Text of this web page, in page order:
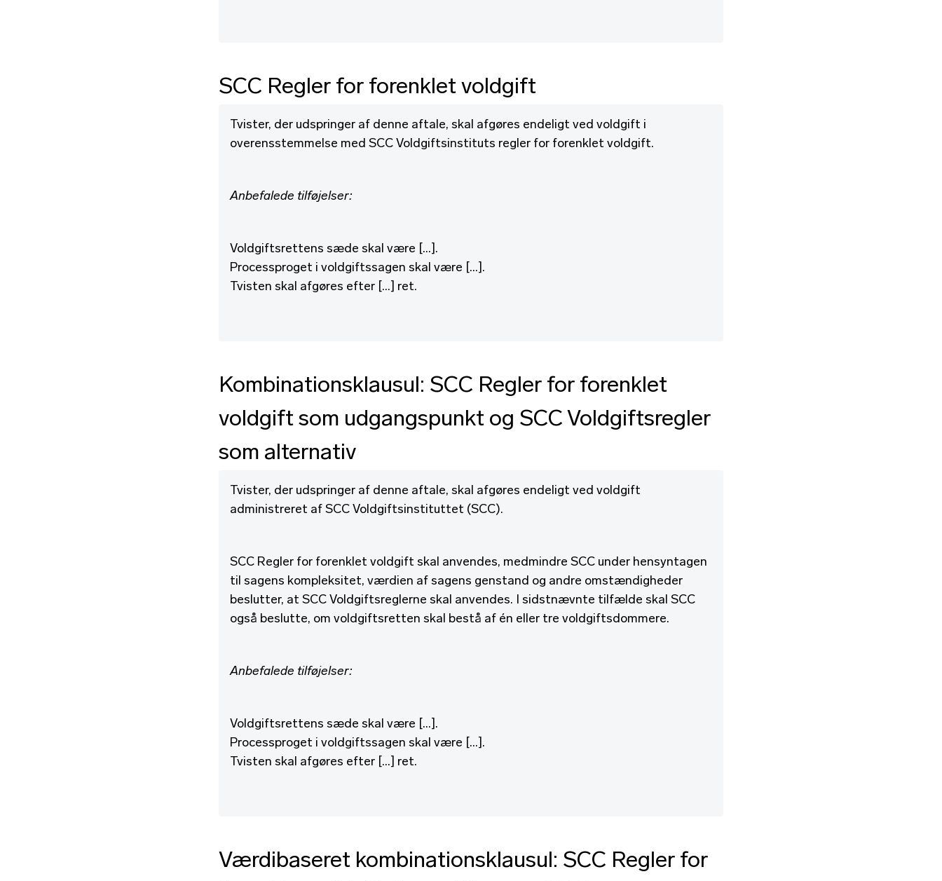
SCC Regler for forenklet voldgift
Tvister, der udspringer af denne aftale, skal afgøres endeligt ved voldgift i
overensstemmelse med SCC Voldgiftsinstituts regler for forenklet voldgift.
Anbefalede tilføjelser:
Voldgiftsrettens sæde skal være […].
Processproget i voldgiftssagen skal være […].
Tvisten skal afgøres efter […] ret.
Kombinationsklausul: SCC Regler for forenklet
voldgift som udgangspunkt og SCC Voldgiftsregler
som alternativ
Tvister, der udspringer af denne aftale, skal afgøres endeligt ved voldgift
administreret af SCC Voldgiftsinstituttet (SCC).
SCC Regler for forenklet voldgift skal anvendes, medmindre SCC under hensyntagen
til sagens kompleksitet, værdien af sagens genstand og andre omstændigheder
beslutter, at SCC Voldgiftsreglerne skal anvendes. I sidstnævnte tilfælde skal SCC
også beslutte, om voldgiftsretten skal bestå af én eller tre voldgiftsdommere.
Anbefalede tilføjelser:
Voldgiftsrettens sæde skal være […].
Processproget i voldgiftssagen skal være […].
Tvisten skal afgøres efter […] ret.
Værdibaseret kombinationsklausul: SCC Regler for